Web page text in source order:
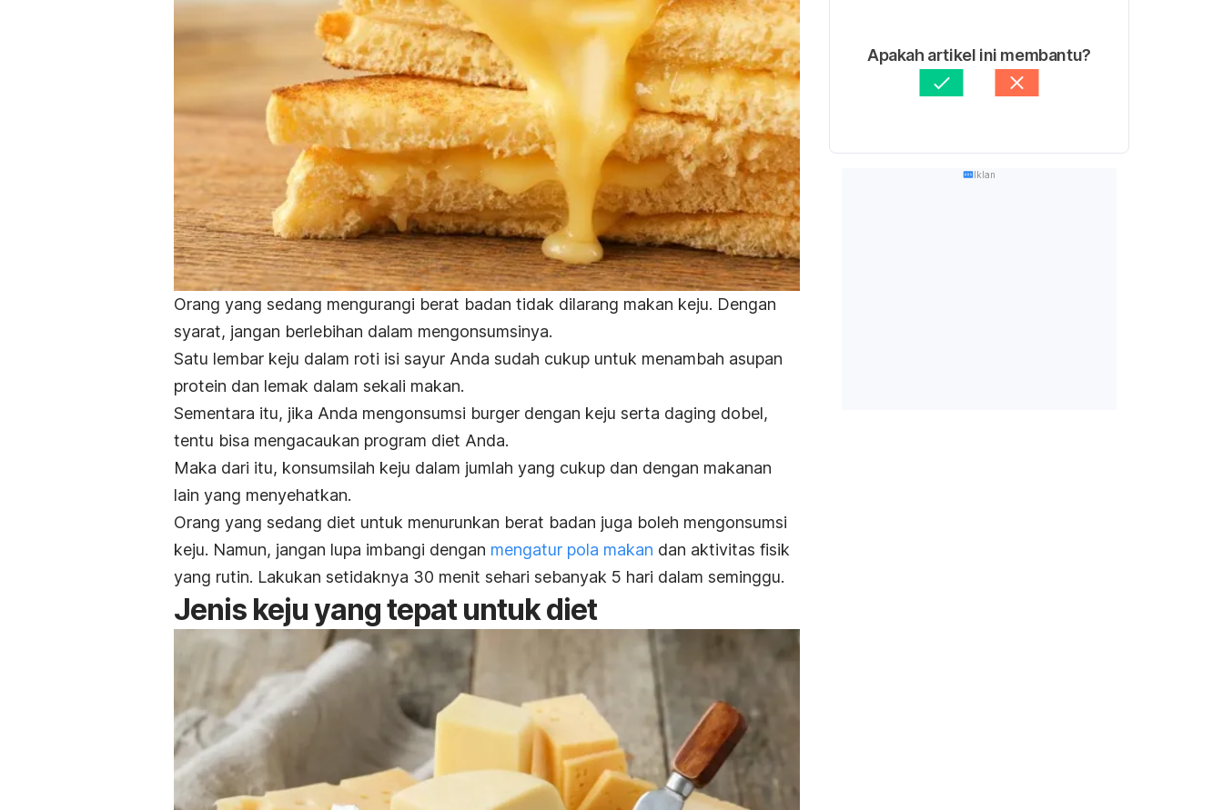
Orang yang sedang mengurangi berat badan tidak dilarang makan keju. Dengan
syarat, jangan berlebihan dalam mengonsumsinya.
Satu lembar keju dalam roti isi sayur Anda sudah cukup untuk menambah asupan
protein dan lemak dalam sekali makan.
Sementara itu, jika Anda mengonsumsi burger dengan keju serta daging dobel,
tentu bisa mengacaukan program diet Anda.
Maka dari itu, konsumsilah keju dalam jumlah yang cukup dan dengan makanan
lain yang menyehatkan.
Orang yang sedang diet untuk menurunkan berat badan juga boleh mengonsumsi
keju. Namun, jangan lupa imbangi dengan mengatur pola makan dan aktivitas fisik
yang rutin. Lakukan setidaknya 30 menit sehari sebanyak 5 hari dalam seminggu.
Jenis keju yang tepat untuk diet
Apakah artikel ini membantu?
Iklan